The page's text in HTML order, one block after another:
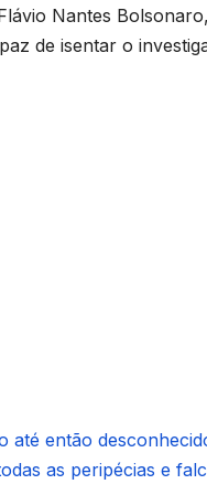
Nantes
de isentar o
até então
as peripécias e